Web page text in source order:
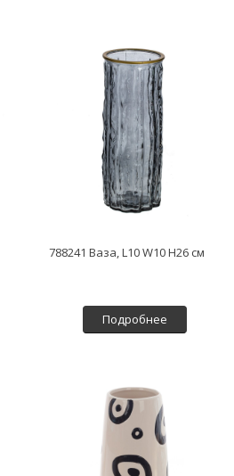
788241 Ваза, L10 W10 H26 см
Подробнее